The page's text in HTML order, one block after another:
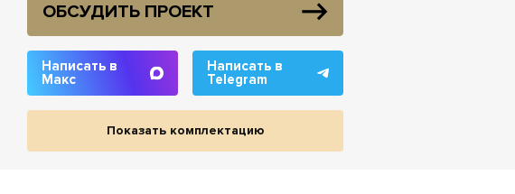
ОБСУДИТЬ ПРОЕКТ
Написать в
Макс
Написать в
Telegram
Показать комплектацию